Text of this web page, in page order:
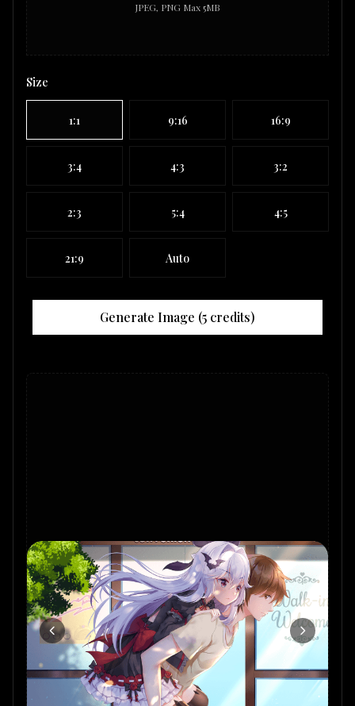
JPEG, PNG Max 5MB
Size
1:1 9:16 16:9
3:4 4:3 3:2
2:3 5:4 4:5
21:9 Auto
Generate Image (5 credits)